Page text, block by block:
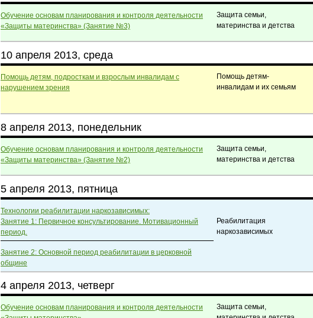
Обучение основам планирования и контроля деятельности
«Защиты материнства» (Занятие №3)
Защита семьи,
материнства и детства
10 апреля 2013, среда
Помощь детям, подросткам и взрослым инвалидам с
нарушением зрения
Помощь детям-
инвалидам и их семьям
8 апреля 2013, понедельник
Обучение основам планирования и контроля деятельности
«Защиты материнства» (Занятие №2)
Защита семьи,
материнства и детства
5 апреля 2013, пятница
Технологии реабилитации наркозависимых:
Занятие 1: Первичное консультирование. Мотивационный
период.
Реабилитация
наркозависимых
Занятие 2: Основной период реабилитации в церковной
общине
4 апреля 2013, четверг
Обучение основам планирования и контроля деятельности
Защита семьи,